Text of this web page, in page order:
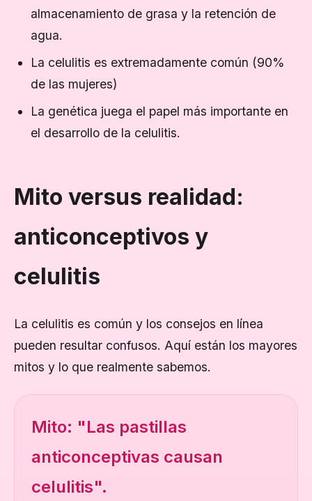
almacenamiento de grasa y la retención de
agua.
La celulitis es extremadamente común (90%
de las mujeres)
La genética juega el papel más importante en
el desarrollo de la celulitis.
Mito versus realidad:
anticonceptivos y
celulitis
La celulitis es común y los consejos en línea
pueden resultar confusos. Aquí están los mayores
mitos y lo que realmente sabemos.
Mito: "Las pastillas
anticonceptivas causan
celulitis".